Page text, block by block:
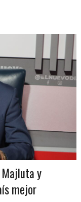
Majluta y
mejor